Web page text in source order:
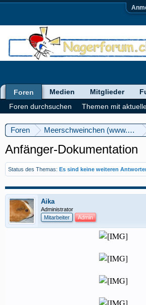
Foren Meerschweinchen
Anfänger-Dokumentation
Status des Themas: Es sind keine weiteren
Aika
Administrator
Mitarbeiter
Admin
Foren
Foren durchsuchen
Themen mit
Medien Mitglieder